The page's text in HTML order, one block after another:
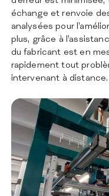
échange et renvoie
analysées pour
plus, grâce à
du fabricant est en
rapidement tout
intervenant à distance.